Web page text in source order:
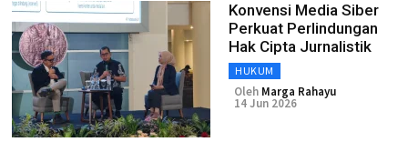
Konvensi Media Siber
Perkuat Perlindungan
Hak Cipta Jurnalistik
HUKUM
Oleh Marga Rahayu
14 Jun 2026